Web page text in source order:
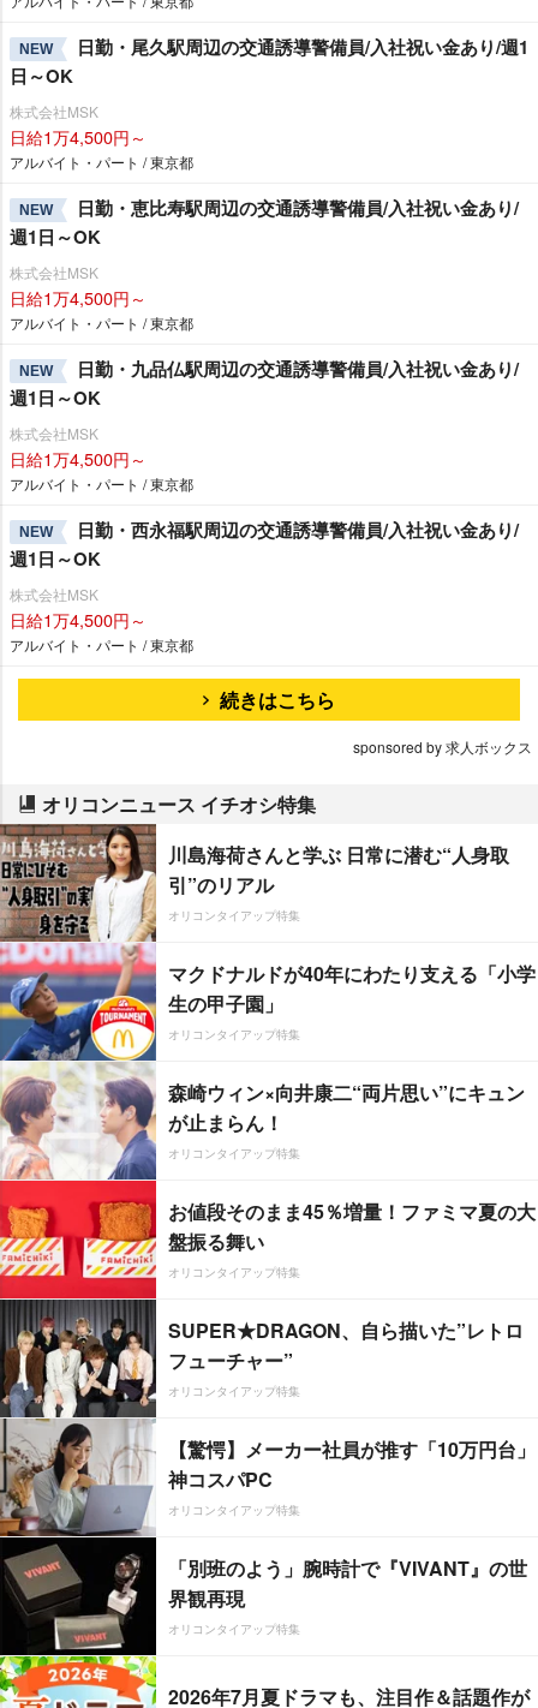
NEW
日勤・尾久駅周辺の交通誘導警備員/入社祝い金あり/週1
日～OK
株式会社MSK
日給1万4,500円～
アルバイト・パート / 東京都
NEW
日勤・恵比寿駅周辺の交通誘導警備員/入社祝い金あり/
週1日～OK
株式会社MSK
日給1万4,500円～
アルバイト・パート / 東京都
NEW
日勤・九品仏駅周辺の交通誘導警備員/入社祝い金あり/
週1日～OK
株式会社MSK
日給1万4,500円～
アルバイト・パート / 東京都
NEW
日勤・西永福駅周辺の交通誘導警備員/入社祝い金あり/
週1日～OK
株式会社MSK
日給1万4,500円～
アルバイト・パート / 東京都
続きはこちら
sponsored by 求人ボックス
オリコンニュース イチオシ特集
川島海荷さんと学ぶ 日常に潜む“人身取
引”のリアル
オリコンタイアップ特集
マクドナルドが40年にわたり支える「小学
生の甲子園」
オリコンタイアップ特集
森崎ウィン×向井康二“両片思い”にキュン
が止まらん！
オリコンタイアップ特集
お値段そのまま45％増量！ファミマ夏の大
盤振る舞い
オリコンタイアップ特集
SUPER★DRAGON、自ら描いた”レトロ
フューチャー”
オリコンタイアップ特集
【驚愕】メーカー社員が推す「10万円台」
神コスパPC
オリコンタイアップ特集
「別班のよう」腕時計で『VIVANT』の世
界観再現
オリコンタイアップ特集
2026年7月夏ドラマも、注目作＆話題作が